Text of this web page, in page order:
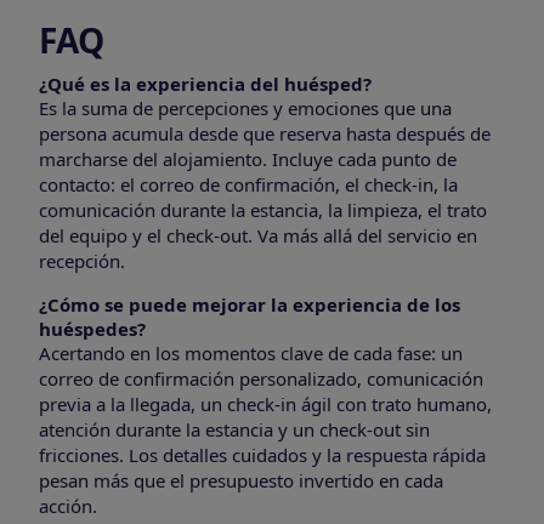
FAQ
¿Qué es la experiencia del huésped?
Es la suma de percepciones y emociones que una
persona acumula desde que reserva hasta después de
marcharse del alojamiento. Incluye cada punto de
contacto: el correo de confirmación, el check-in, la
comunicación durante la estancia, la limpieza, el trato
del equipo y el check-out. Va más allá del servicio en
recepción.
¿Cómo se puede mejorar la experiencia de los
huéspedes?
Acertando en los momentos clave de cada fase: un
correo de confirmación personalizado, comunicación
previa a la llegada, un check-in ágil con trato humano,
atención durante la estancia y un check-out sin
fricciones. Los detalles cuidados y la respuesta rápida
pesan más que el presupuesto invertido en cada
acción.